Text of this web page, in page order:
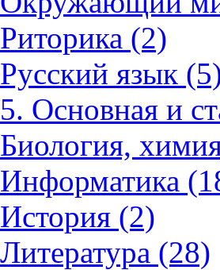
Риторика (2)
Русский язык
5. Основная и
Биология,
Информатика
История (2)
Литература (28)